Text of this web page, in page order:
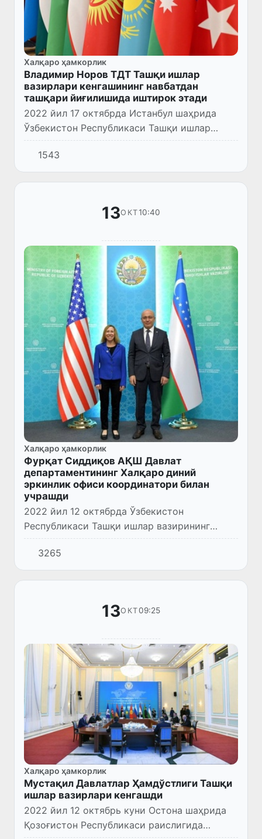
Халқаро ҳамкорлик
Владимир Норов ТДТ Ташқи ишлар
вазирлари кенгашининг навбатдан
ташқари йиғилишида иштирок этади
2022 йил 17 октябрда Истанбул шаҳрида
Ўзбекистон Республикаси Ташқи ишлар
вазири Владимир Норов Туркий давлатлар
ташкилотига аъзо давлатлар ташқи ишлар
вазирларининг навбатдан ташқ...
1543
13ОКТ10:40
Халқаро ҳамкорлик
Фурқат Сиддиқов АҚШ Давлат
департаментининг Халқаро диний
эркинлик офиси координатори билан
учрашди
2022 йил 12 октябрда Ўзбекистон
Республикаси Ташқи ишлар вазирининг
ўринбосари Фурқат Сиддиқов АҚШ Давлат
департаменти Халқаро диний эркинлик
идорасининг Марказий Осиё мамлакатлари...
3265
13ОКТ09:25
Халқаро ҳамкорлик
Мустақил Давлатлар Ҳамдўстлиги Ташқи
ишлар вазирлари кенгашди
2022 йил 12 октябрь куни Остона шаҳрида
Қозоғистон Республикаси раислигида